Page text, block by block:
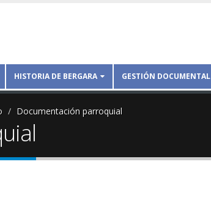
HISTORIA DE BERGARA GESTIÓN DOCUMENTAL
Documentación parroquial